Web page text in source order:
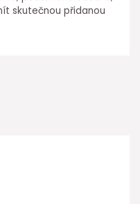
skutečnou přidanou